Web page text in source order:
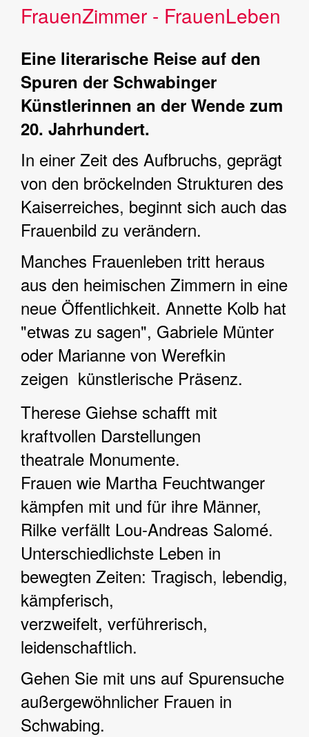
FrauenZimmer - FrauenLeben
Eine literarische Reise auf den
Spuren der Schwabinger
Künstlerinnen an der Wende zum
20. Jahrhundert.
In einer Zeit des Aufbruchs, geprägt
von den bröckelnden Strukturen des
Kaiserreiches, beginnt sich auch das
Frauenbild zu verändern.
Manches Frauenleben tritt heraus
aus den heimischen Zimmern in eine
neue Öffentlichkeit. Annette Kolb hat
"etwas zu sagen", Gabriele Münter
oder Marianne von Werefkin
zeigen künstlerische Präsenz.
Therese Giehse schafft mit
kraftvollen Darstellungen
theatrale Monumente.
Frauen wie Martha Feuchtwanger
kämpfen mit und für ihre Männer,
Rilke verfällt Lou-Andreas Salomé.
Unterschiedlichste Leben in
bewegten Zeiten: Tragisch, lebendig,
kämpferisch,
verzweifelt, verführerisch,
leidenschaftlich.
Gehen Sie mit uns auf Spurensuche
außergewöhnlicher Frauen in
Schwabing.